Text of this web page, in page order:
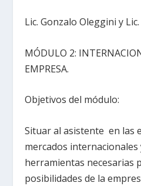
Lic. Gonzalo Oleggini y
MÓDULO 2:
EMPRESA.
Objetivos del módulo:
Situar al asistente en las
mercados internacionales
herramientas necesarias
posibilidades de la